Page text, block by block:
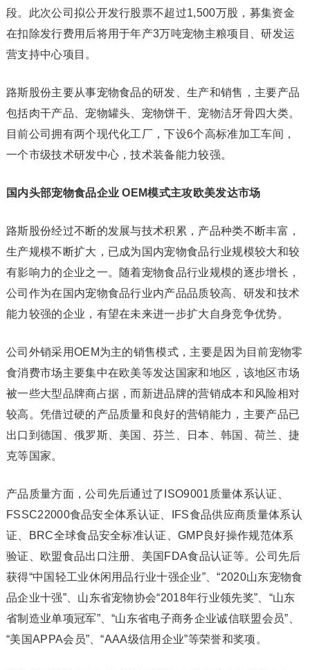
段。此次公司拟公开发行股票不超过1,500万股，募集资金
在扣除发行费用后将用于年产3万吨宠物主粮项目、研发运
营支持中心项目。
路斯股份主要从事宠物食品的研发、生产和销售，主要产品
包括肉干产品、宠物罐头、宠物饼干、宠物洁牙骨四大类。
目前公司拥有两个现代化工厂，下设6个高标准加工车间，
一个市级技术研发中心，技术装备能力较强。
国内头部宠物食品企业 OEM模式主攻欧美发达市场
路斯股份经过不断的发展与技术积累，产品种类不断丰富，
生产规模不断扩大，已成为国内宠物食品行业规模较大和较
有影响力的企业之一。随着宠物食品行业规模的逐步增长，
公司作为在国内宠物食品行业内产品品质较高、研发和技术
能力较强的企业，有望在未来进一步扩大自身竞争优势。
公司外销采用OEM为主的销售模式，主要是因为目前宠物零
食消费市场主要集中在欧美等发达国家和地区，该地区市场
被一些大型品牌商占据，而新进品牌的营销成本和风险相对
较高。凭借过硬的产品质量和良好的营销能力，主要产品已
出口到德国、俄罗斯、美国、芬兰、日本、韩国、荷兰、捷
克等国家。
产品质量方面，公司先后通过了ISO9001质量体系认证、
FSSC22000食品安全体系认证、IFS食品供应商质量体系认
证、BRC全球食品安全标准认证、GMP良好操作规范体系
验证、欧盟食品出口注册、美国FDA食品认证等。公司先后
获得“中国轻工业休闲用品行业十强企业”、“2020山东宠物食
品企业十强”、山东省宠物协会“2018年行业领先奖”、“山东
省制造业单项冠军”、“山东省电子商务企业诚信联盟会员”、
“美国APPA会员”、“AAA级信用企业”等荣誉和奖项。